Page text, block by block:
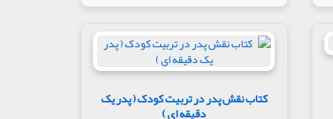
کتاب نقش پدر در تربیت کودک ( پدر یک
دقیقه ای )